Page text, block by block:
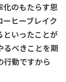
化のもたらす恩
ヒーブレイク
といったことが
るべきことを期
行動ですから